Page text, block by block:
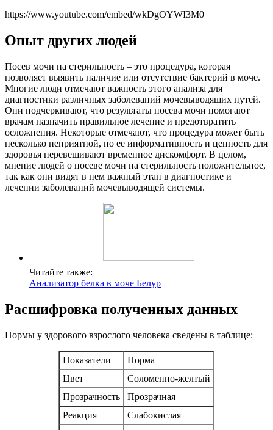
https://www.youtube.com/embed/wkDgOYWI3M0
Опыт других людей
Посев мочи на стерильность – это процедура, которая
позволяет выявить наличие или отсутствие бактерий в моче.
Многие люди отмечают важность этого анализа для
диагностики различных заболеваний мочевыводящих путей.
Они подчеркивают, что результаты посева мочи помогают
врачам назначить правильное лечение и предотвратить
осложнения. Некоторые отмечают, что процедура может быть
несколько неприятной, но ее информативность и ценность для
здоровья перевешивают временное дискомфорт. В целом,
мнение людей о посеве мочи на стерильность положительное,
так как они видят в нем важный этап в диагностике и
лечении заболеваний мочевыводящей системы.
Читайте также:
Анализатор белка в моче Белур
Расшифровка полученных данных
Нормы у здорового взрослого человека сведены в таблице:
Показатели
Норма
Цвет
Соломенно-желтый
Прозрачность
Прозрачная
Реакция
Слабокислая